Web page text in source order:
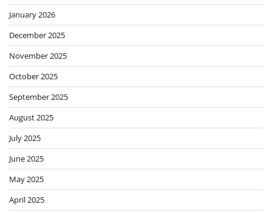
January 2026
December 2025
November 2025
October 2025
September 2025
August 2025
July 2025
June 2025
May 2025
April 2025